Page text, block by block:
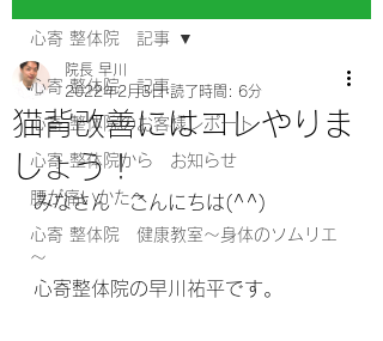
心寄 整体院 記事
心寄 整体院のお客様レポート
心寄 整体院から お知らせ
腰が痛いかたへ
心寄 整体院 健康教室～身体のソムリエ
～
心寄 整体院 記事
猫背改善にはコレやりま
しょう！
院長 早川
2022年2月3日 読了時間: 6分
みなさん　こんにちは(^^)
心寄整体院の早川祐平です。